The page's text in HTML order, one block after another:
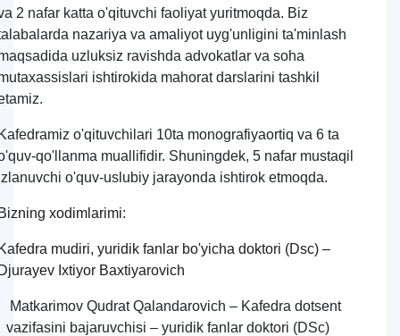
2 nafar katta o'qituvchi faoliyat yuritmoqda. Biz
nazariya va amaliyot uyg'unligini ta'minlash
uzluksiz ravishda advokatlar va soha
ishtirokida mahorat darslarini tashkil
o'qituvchilari 10ta monografiyaortiq va 6 ta
qo'llanma muallifidir. Shuningdek, 5 nafar mustaqil
o'quv-uslubiy jarayonda ishtirok etmoqda.
xodimlarimi:
mudiri, yuridik fanlar bo'yicha doktori (Dsc) –
Ixtiyor Baxtiyarovich
Matkarimov Qudrat Qalandarovich – Kafedra dotsent
vazifasini bajaruvchisi – yuridik fanlar doktori (DSc)